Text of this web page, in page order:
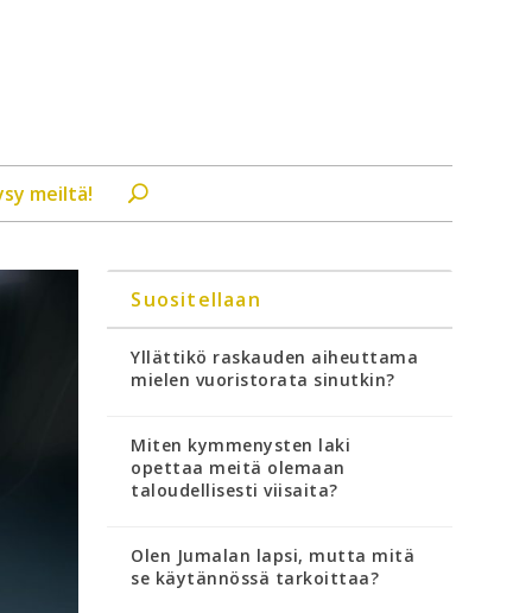
meiltä!
Suositellaan
Yllättikö raskauden aiheuttama
mielen vuoristorata sinutkin?
Miten kymmenysten laki
opettaa meitä olemaan
taloudellisesti viisaita?
Olen Jumalan lapsi, mutta mitä
se käytännössä tarkoittaa?